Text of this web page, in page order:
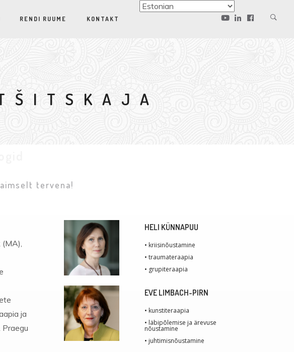
RENDI RUUME KONTAKT
tervena!
(MA),
ja
Praegu
HELI KÜNNAPUU
• kriisinõustamine
• traumateraapia
• grupiteraapia
EVE LIMBACH-PIRN
• kunstiteraapia
• läbipõlemise ja ärevuse
nõustamine
• juhtimisnõustamine